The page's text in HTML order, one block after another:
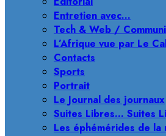
Entretien avec…
Tech & Web /
L’Afrique vue par Le
Contacts
Sports
Portrait
Le Journal des journaux
Suites Libres… Suites
Les éphémérides de la